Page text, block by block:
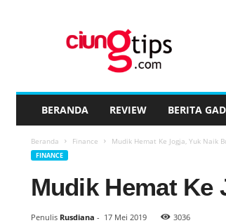
BERANDA REVIEW BERITA
Beranda Finance Mudik Hemat Ke Jogja, Yuk Naik
FINANCE
Mudik Hemat Ke
Penulis Rusdiana - 17 Mei 2019 3036